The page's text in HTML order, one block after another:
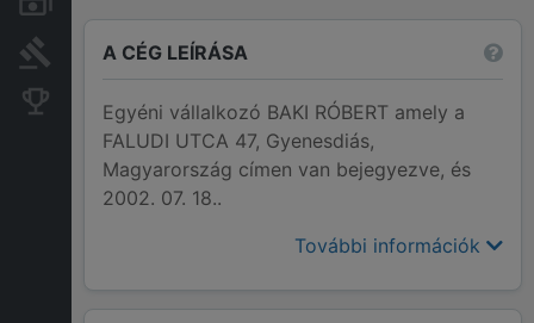
Bírósági eljárások
Konkurens cégek
A CÉG LEÍRÁSA
Egyéni vállalkozó BAKI RÓBERT amely a
FALUDI UTCA 47, Gyenesdiás,
Magyarország címen van bejegyezve, és
2002. 07. 18..
További információk